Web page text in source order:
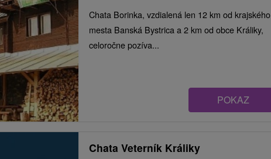
Chata Borinka, vzdialená len 12 km od krajského
mesta Banská Bystrica a 2 km od obce Králiky,
celoročne pozíva...
POKAZ
Chata Veterník Králiky